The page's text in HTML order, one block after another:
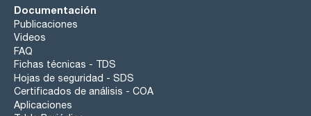
Documentación
Publicaciones
Videos
FAQ
Fichas técnicas - TDS
Hojas de seguridad - SDS
Certificados de análisis - COA
Aplicaciones